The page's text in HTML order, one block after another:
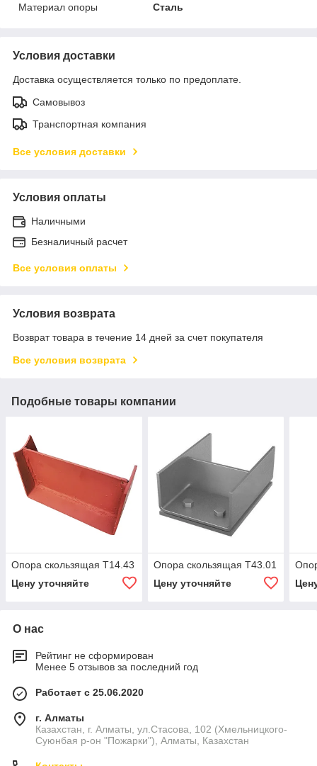
Материал опоры
Сталь
Условия доставки
Доставка осуществляется только по предоплате.
Самовывоз
Транспортная компания
Все условия доставки
Условия оплаты
Наличными
Безналичный расчет
Все условия оплаты
Условия возврата
Возврат товара в течение 14 дней за счет покупателя
Все условия возврата
Подобные товары компании
Опора скользящая Т14.43
Цену уточняйте
Опора скользящая Т43.01
Цену уточняйте
О нас
Рейтинг не сформирован
Менее 5 отзывов за последний год
Работает с 25.06.2020
г. Алматы
Казахстан, г. Алматы, ул.Стасова, 102 (Хмельницкого-
Суюнбая р-он "Пожарки"), Алматы, Казахстан